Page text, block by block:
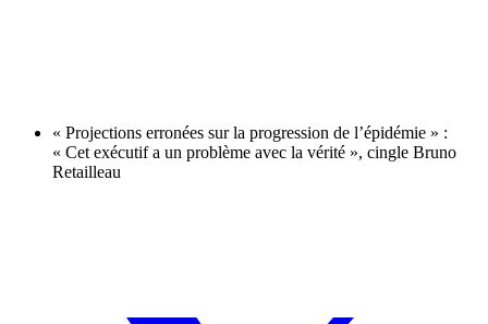
« Projections erronées sur la progression de l’épidémie » :
« Cet exécutif a un problème avec la vérité », cingle Bruno
Retailleau